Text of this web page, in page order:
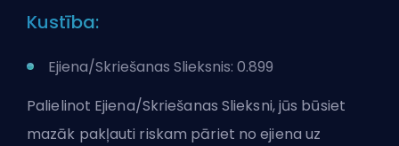
Kustība:
Ejiena/Skriešanas Slieksnis: 0.899
Palielinot Ejiena/Skriešanas Slieksni, jūs būsiet
mazāk pakļauti riskam pāriet no ejiena uz